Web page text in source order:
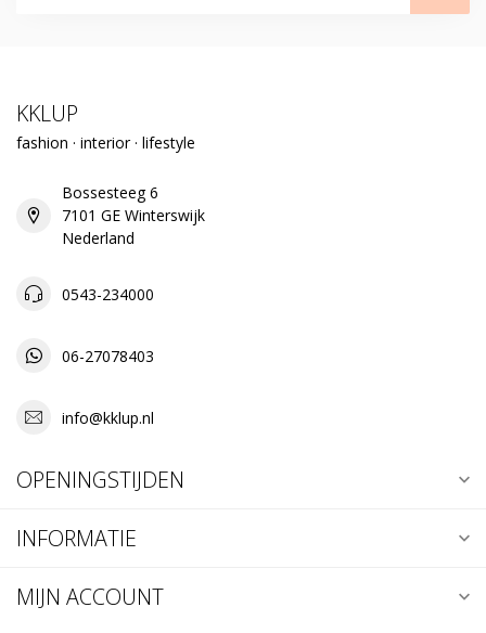
KKLUP
fashion · interior · lifestyle
Bossesteeg 6
7101 GE Winterswijk
Nederland
0543-234000
06-27078403
info@kklup.nl
OPENINGSTIJDEN
INFORMATIE
MIJN ACCOUNT